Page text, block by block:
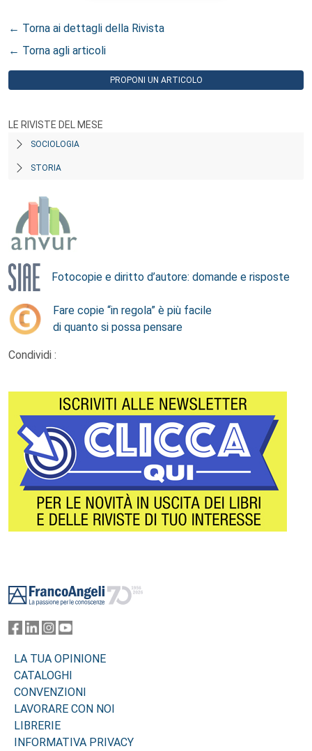
← Torna ai dettagli della Rivista
← Torna agli articoli
PROPONI UN ARTICOLO
LE RIVISTE DEL MESE
SOCIOLOGIA
STORIA
Fotocopie e diritto d’autore: domande e risposte
Fare copie “in regola” è più facile
di quanto si possa pensare
Condividi :
LA TUA OPINIONE
CATALOGHI
CONVENZIONI
LAVORARE CON NOI
LIBRERIE
INFORMATIVA PRIVACY